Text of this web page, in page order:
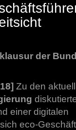
der
Zu den
einer digitalen
eco-